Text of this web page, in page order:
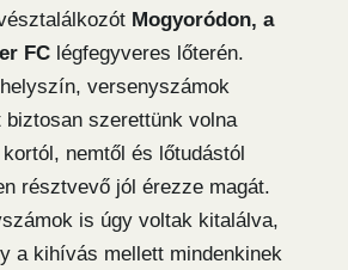
Mogyoródon, a
FC légfegyveres lőterén.
versenyszámok
szerettünk volna
nemtől és lőtudástól
résztvevő jól érezze magát.
is úgy voltak kitalálva,
a kihívás mellett mindenkinek